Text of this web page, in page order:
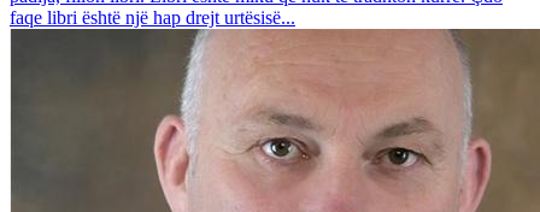
faqe libri është një hap drejt urtësisë...